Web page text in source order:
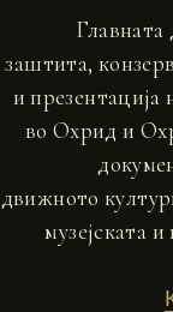
Главната
заштита,
и презентација
во Охрид и
движното
музејската